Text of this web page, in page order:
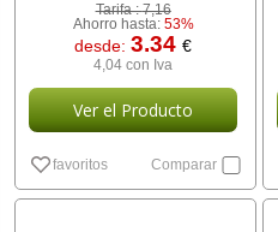
Tarifa :7,16
Ahorro hasta: 53%
desde:3.34€
4,04 con Iva
Ver el Producto
favoritos Comparar